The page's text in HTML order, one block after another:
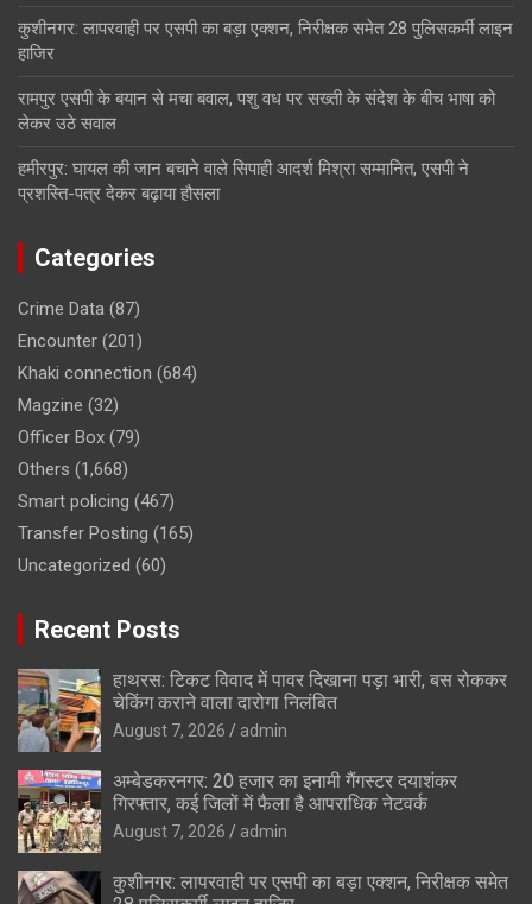
कुशीनगर: लापरवाही पर एसपी का बड़ा एक्शन, निरीक्षक समेत 28 पुलिसकर्मी लाइन
हाजिर
रामपुर एसपी के बयान से मचा बवाल, पशु वध पर सख्ती के संदेश के बीच भाषा को
लेकर उठे सवाल
हमीरपुर: घायल की जान बचाने वाले सिपाही आदर्श मिश्रा सम्मानित, एसपी ने
प्रशस्ति-पत्र देकर बढ़ाया हौसला
Categories
Crime Data (87)
Encounter (201)
Khaki connection (684)
Magzine (32)
Officer Box (79)
Others (1,668)
Smart policing (467)
Transfer Posting (165)
Uncategorized (60)
Recent Posts
हाथरस: टिकट विवाद में पावर दिखाना पड़ा भारी, बस रोककर
चेकिंग कराने वाला दारोगा निलंबित
August 7, 2026 admin
अम्बेडकरनगर: 20 हजार का इनामी गैंगस्टर दयाशंकर
गिरफ्तार, कई जिलों में फैला है आपराधिक नेटवर्क
August 7, 2026 admin
कुशीनगर: लापरवाही पर एसपी का बड़ा एक्शन, निरीक्षक समेत